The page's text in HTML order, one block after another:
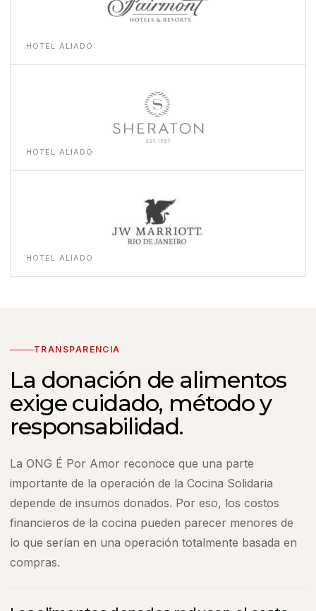
HOTEL ALIADO
HOTEL ALIADO
HOTEL ALIADO
TRANSPARENCIA
La donación de alimentos
exige cuidado, método y
responsabilidad.
La ONG É Por Amor reconoce que una parte
importante de la operación de la Cocina Solidaria
depende de insumos donados. Por eso, los costos
financieros de la cocina pueden parecer menores de
lo que serían en una operación totalmente basada en
compras.